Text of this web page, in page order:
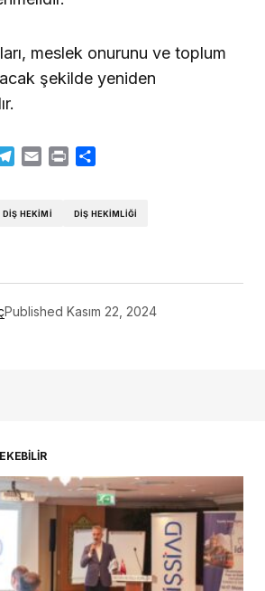
meslek onurunu ve toplum
şekilde yeniden
Telegram
Email Print
DIŞ HEKIMI DIŞ HEKIMLIĞI
Published Kasım 22, 2024